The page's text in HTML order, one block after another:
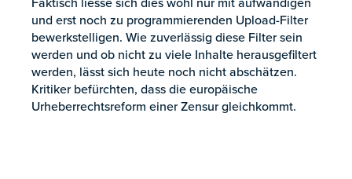
und erst noch zu programmierenden Upload-Filter
bewerkstelligen. Wie zuverlässig diese Filter sein
werden und ob nicht zu viele Inhalte herausgefiltert
werden, lässt sich heute noch nicht abschätzen.
Kritiker befürchten, dass die europäische
Urheberrechtsreform einer Zensur gleichkommt.